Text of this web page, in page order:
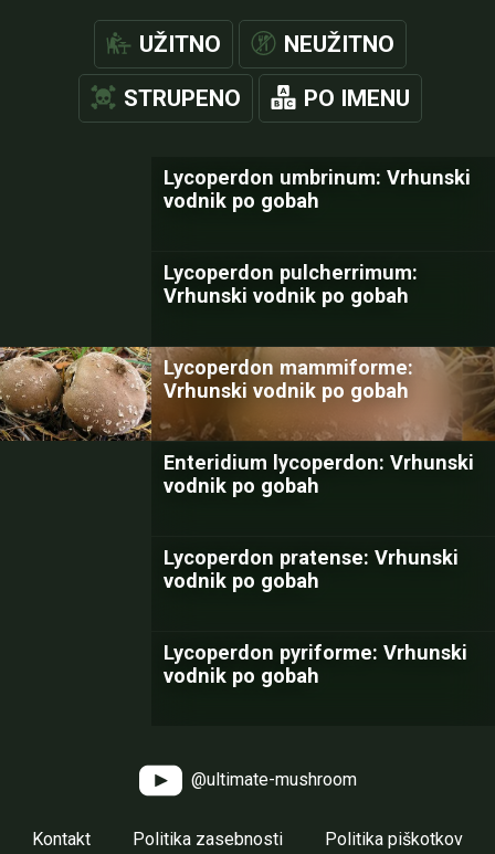
UŽITNO NEUŽITNO
STRUPENO PO IMENU
Lycoperdon umbrinum: Vrhunski
vodnik po gobah
Lycoperdon pulcherrimum:
Vrhunski vodnik po gobah
Lycoperdon mammiforme:
Vrhunski vodnik po gobah
Enteridium lycoperdon: Vrhunski
vodnik po gobah
Lycoperdon pratense: Vrhunski
vodnik po gobah
Lycoperdon pyriforme: Vrhunski
vodnik po gobah
@ultimate-mushroom
Kontakt Politika zasebnosti Politika piškotkov